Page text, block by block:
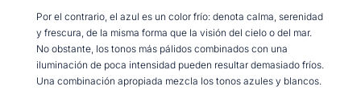
Por el contrario, el azul es un color frío: denota calma, serenidad
y frescura, de la misma forma que la visión del cielo o del mar.
No obstante, los tonos más pálidos combinados con una
iluminación de poca intensidad pueden resultar demasiado fríos.
Una combinación apropiada mezcla los tonos azules y blancos.